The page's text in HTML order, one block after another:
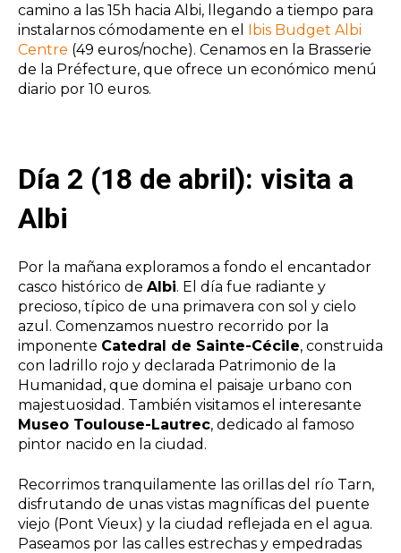
camino a las 15h hacia Albi, llegando a tiempo para
instalarnos cómodamente en el Ibis Budget Albi
Centre (49 euros/noche). Cenamos en la Brasserie
de la Préfecture, que ofrece un económico menú
diario por 10 euros.
Día 2 (18 de abril): visita a
Albi
Por la mañana exploramos a fondo el encantador
casco histórico de Albi. El día fue radiante y
precioso, típico de una primavera con sol y cielo
azul. Comenzamos nuestro recorrido por la
imponente Catedral de Sainte-Cécile, construida
con ladrillo rojo y declarada Patrimonio de la
Humanidad, que domina el paisaje urbano con
majestuosidad. También visitamos el interesante
Museo Toulouse-Lautrec, dedicado al famoso
pintor nacido en la ciudad.
Recorrimos tranquilamente las orillas del río Tarn,
disfrutando de unas vistas magníficas del puente
viejo (Pont Vieux) y la ciudad reflejada en el agua.
Paseamos por las calles estrechas y empedradas